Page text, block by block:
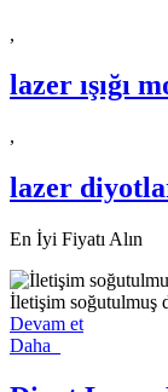
,
lazer ışığı
,
lazer
En İyi Fiyatı Alın
İletişim soğutulmuş
Devam et
Daha